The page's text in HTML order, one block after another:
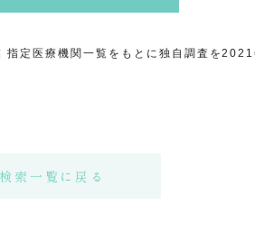
定医療機関一覧をもとに独自調査を
検索一覧に戻る